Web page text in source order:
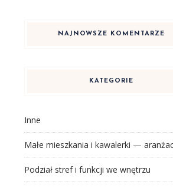
NAJNOWSZE KOMENTARZE
KATEGORIE
Inne
Małe mieszkania i kawalerki —
Podział stref i funkcji we wnętrzu